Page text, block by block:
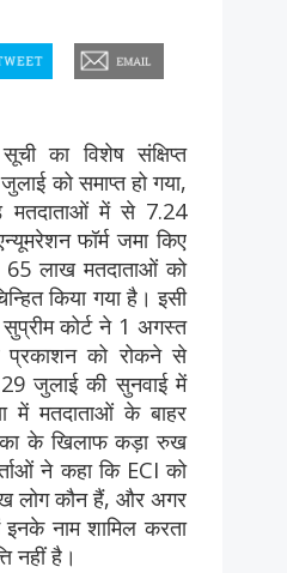
का विशेष संक्षिप्त
को समाप्त हो गया,
मतदाताओं में से 7.24
फॉर्म जमा किए
लाख मतदाताओं को
किया गया है। इसी
कोर्ट ने 1 अगस्त
प्रकाशन को रोकने से
जुलाई की सुनवाई में
में मतदाताओं के बाहर
के खिलाफ कड़ा रुख
ने कहा कि ECI को
लोग कौन हैं, और अगर
नाम शामिल करता
नहीं है।